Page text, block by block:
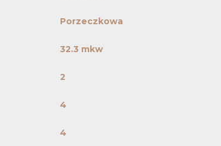
Porzeczkowa
32.3 mkw
2
4
4